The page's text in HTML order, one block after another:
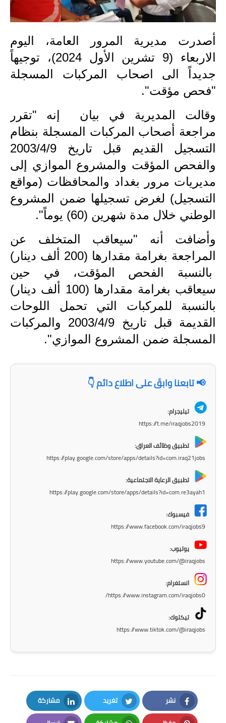
الاخبار السياسية
الاخبار الامنية
الاخبار الاقتصادية
الاخبار الرياضية
المدارس
اخبار وقرارات وزارة التربية
نتائج الامتحانات
المرحلة الابتدائية
المرحلة المتوسطة
المرحلة الاعدادية
اسئلة وزارية
المرحلة الابتدائية
المرحلة المتوسطة
المرحلة الاعدادية
مرشحات
المرحلة الابتدائية
المرحلة المتوسطة
المرحلة الابتدائية
المرحلة الاعدادية
مواضيع انشاء
أصدرت مديرية المرور العامة، اليوم
الاربعاء (9 تشرين الأول 2024)، توجيهاً
جديداً الى اصحاب المركبات المسجلة
"فحص مؤقت".
وقالت المديرية في بيان إنه "تقرر
مراجعة أصحاب المركبات المسجلة بنظام
التسجيل القديم قبل تاريخ 2003/4/9
والفحص المؤقت والمشروع الموازي إلى
مديريات مرور بغداد والمحافظات (مواقع
التسجيل) لغرض تسجيلها ضمن المشروع
الوطني خلال مدة شهرين (60) يوماً".
وأضافت أنه "سيعاقب المتخلف عن
المراجعة بغرامة مقدارها (200 ألف دينار)
بالنسبة الفحص المؤقت، في حين
سيعاقب بغرامة مقدارها (100 ألف دينار)
بالنسبة للمركبات التي تحمل اللوحات
القديمة قبل تاريخ 2003/4/9 والمركبات
المسجلة ضمن المشروع الموازي".
📢 تابعنا وابقَ على اطلاع دائم 👇
تيليجرام:
https://t.me/iraqjobs2019
تطبيق وظائف العراق:
https://play.google.com/store/apps/details?id=com.iraq21jobs
تطبيق الرعاية الاجتماعية:
https://play.google.com/store/apps/details?id=com.re3ayah1
فيسبوك:
https://www.facebook.com/iraqjobs9
يوتيوب:
https://www.youtube.com/@iraqjobs
انستغرام:
https://www.instagram.com/iraqjobs0/
تيكتوك:
https://www.tiktok.com/@iraqjobs
نشر
Facebook
تغريد
Twitter
مشاركة
LinkedIn